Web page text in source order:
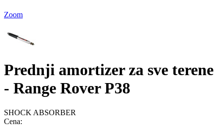
Zoom
Prednji amortizer za sve terene
- Range Rover P38
SHOCK ABSORBER
Cena: